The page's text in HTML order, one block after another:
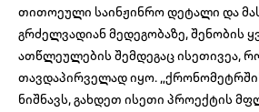
თითოეული საინჟინრო დეტალი და
გრძელვადიან მედეგობაზე, შენობის
ათწლეულების შემდეგაც ისეთივეა,
თავდაპირველად იყო.
ნიშნავს, გახდეთ ისეთი პროექტის